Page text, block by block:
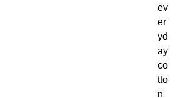
ev
er
yd
ay
co
tto
n